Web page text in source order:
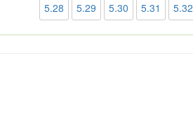
5.28 5.29 5.30 5.31 5.32